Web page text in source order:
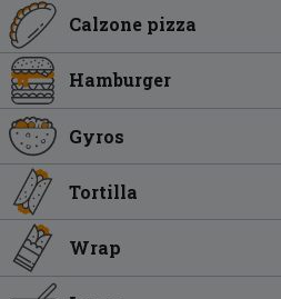
Calzone pizza
Hamburger
Gyros
Tortilla
Wrap